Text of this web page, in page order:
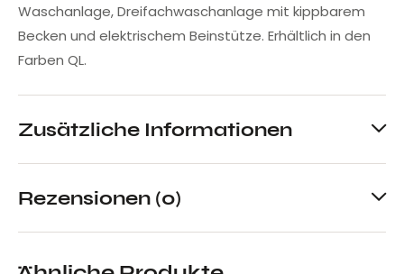
Waschanlage, Dreifachwaschanlage mit kippbarem
Becken und elektrischem Beinstütze. Erhältlich in den
Farben QL.
Zusätzliche Informationen
Rezensionen (0)